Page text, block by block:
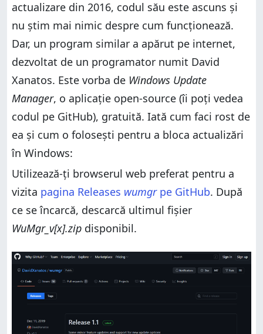
actualizare din 2016, codul său este ascuns și
nu știm mai nimic despre cum funcționează.
Dar, un program similar a apărut pe internet,
dezvoltat de un programator numit David
Xanatos. Este vorba de Windows Update
Manager, o aplicație open-source (îi poți vedea
codul pe GitHub), gratuită. Iată cum faci rost de
ea și cum o folosești pentru a bloca actualizări
în Windows:
Utilizează-ți browserul web preferat pentru a
vizita pagina Releases wumgrpe GitHub. După
ce se încarcă, descarcă ultimul fișier
WuMgr_v[x].zip disponibil.